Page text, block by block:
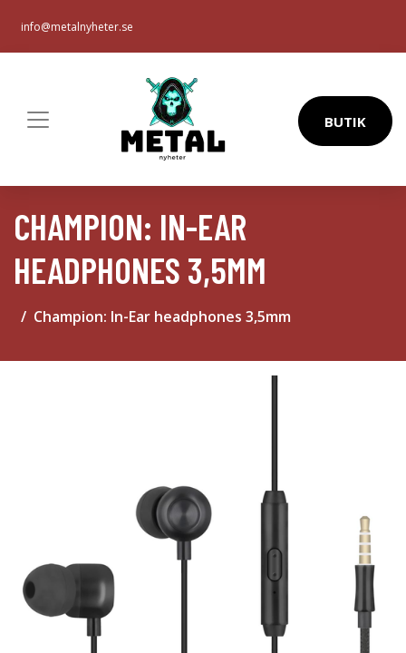
info@metalnyheter.se
BUTIK
CHAMPION: IN-EAR
HEADPHONES 3,5MM
Champion: In-Ear headphones 3,5mm